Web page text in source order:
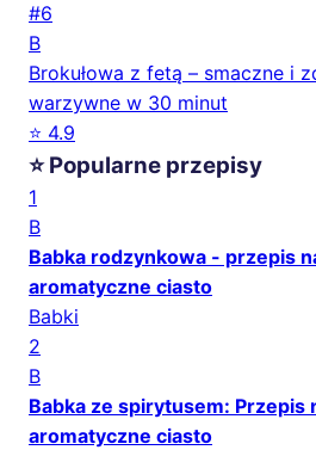
#6
B
Brokułowa z fetą – smaczne i
warzywne w 30 minut
⭐ 4.9
⭐ Popularne przepisy
1
B
Babka rodzynkowa - przepis
aromatyczne ciasto
Babki
2
B
Babka ze spirytusem: Przepis
aromatyczne ciasto